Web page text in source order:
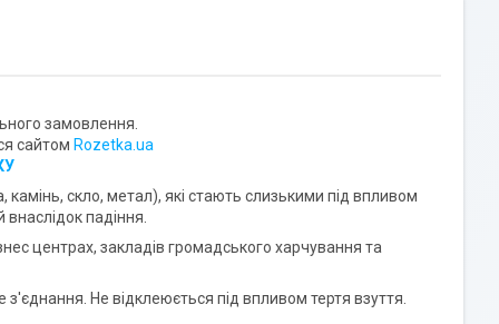
замовлення.
сайтом Rozetka.ua
скло, метал), які стають слизькими під впливом
падіння.
центрах, закладів громадського харчування та
Не відклеюється під впливом тертя взуття.